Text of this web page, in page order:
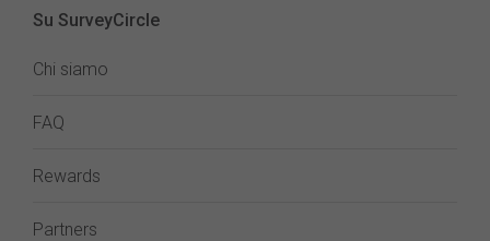
Su SurveyCircle
Chi siamo
FAQ
Rewards
Partners